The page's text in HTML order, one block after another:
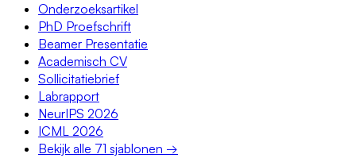
Onderzoeksartikel
PhD Proefschrift
Beamer Presentatie
Academisch CV
Sollicitatiebrief
Labrapport
NeurIPS 2026
ICML 2026
Bekijk alle 71 sjablonen →